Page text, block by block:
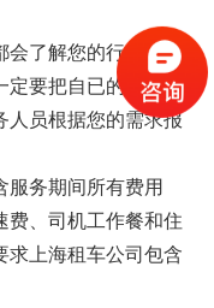
会了解您的行程和用
定要把自已的需求告
人员根据您的需求报
服务期间所有费用
费、司机工作餐和住
求上海租车公司包含